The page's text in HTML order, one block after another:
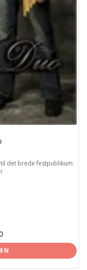
det brede festpublikum.